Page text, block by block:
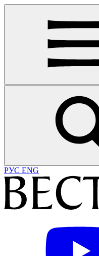
РУС ENG